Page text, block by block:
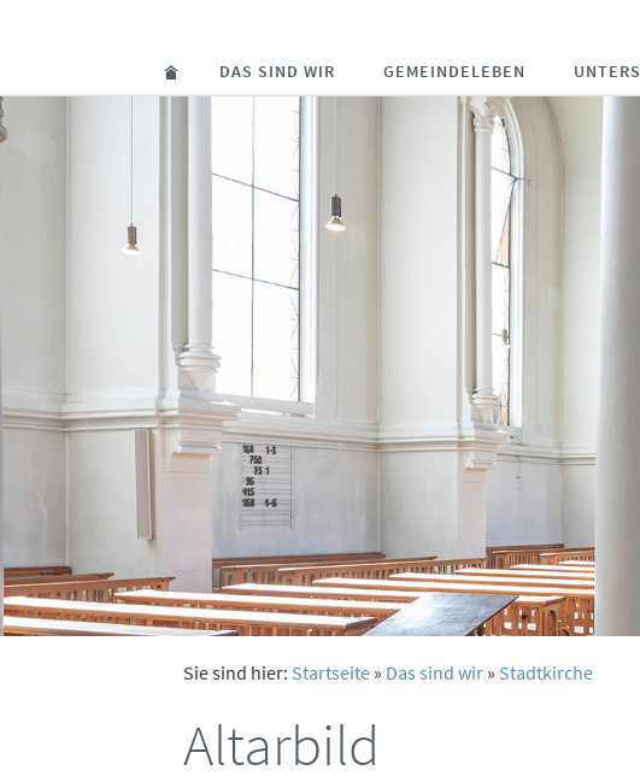
DAS SIND WIR GEMEINDELEBEN
Sie sind hier: Startseite » Das sind wir » Stadtkirche
Altarbild